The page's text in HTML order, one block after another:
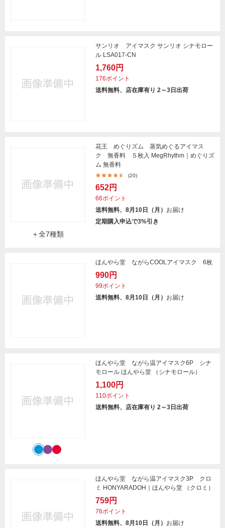
サンリオ アイマスク サンリオ シナモロー
ル LSA017-CN
1,760円
176ポイント
送料無料、店在庫有り 2～3日出荷
＋全7種類
花王 めぐりズム 蒸気めぐるアイマス
ク 無香料 ５枚入 MegRhythm｜めぐりズ
ム 無香料
(20)
652円
66ポイント
送料無料、8月10日（月） お届け
定期購入申込で3%引き
ほんやら堂 ながらCOOLアイマスク 6枚
990円
99ポイント
送料無料、8月10日（月） お届け
ほんやら堂 ながら温アイマスク6P シナ
モロール ほんやら堂 （シナモロール）
1,100円
110ポイント
送料無料、店在庫有り 2～3日出荷
ほんやら堂 ながら温アイマスク3P クロ
ミ HONYARADOH｜ほんやら堂 （クロミ）
759円
76ポイント
送料無料、8月10日（月） お届け